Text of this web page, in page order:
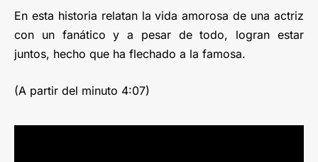
En esta historia relatan la vida amorosa de una actriz
con un fanático y a pesar de todo, logran estar
juntos, hecho que ha flechado a la famosa.
(A partir del minuto 4:07)